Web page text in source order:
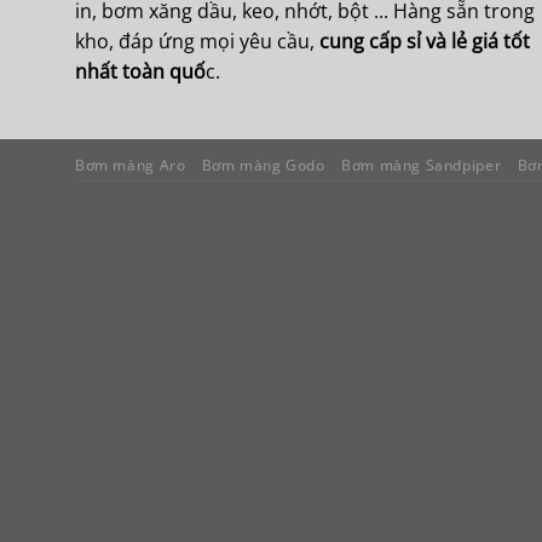
in, bơm xăng dầu, keo, nhớt, bột ... Hàng sẵn trong
kho, đáp ứng mọi yêu cầu, cung cấp sỉ và lẻ giá tốt
nhất toàn quốc.
Bơm màng Aro Bơm màng Godo Bơm màng Sandpiper